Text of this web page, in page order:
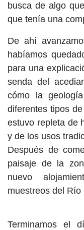
busca de algo
que tenía una
De ahí
habíamos
para una
senda del
cómo la
diferentes tipos
estuvo repleta de
y de los usos
Después de
paisaje de la
nuevo
muestreos del Río
Terminamos el